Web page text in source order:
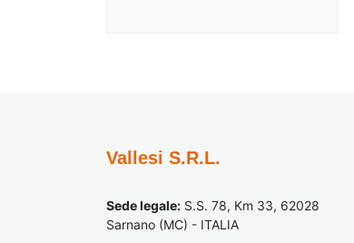
Vallesi S.R.L.
Sede legale: S.S. 78, Km 33, 62028
Sarnano (MC) - ITALIA